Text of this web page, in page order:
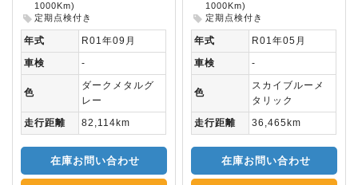
1000Km)
定期点検付き
年式
R01年09月
車検
-
色
ダークメタルグ
レー
走行距離
82,114km
在庫お問い合わせ
1000Km)
定期点検付き
年式
R01年05月
車検
-
色
スカイブルーメ
タリック
走行距離
36,465km
在庫お問い合わせ